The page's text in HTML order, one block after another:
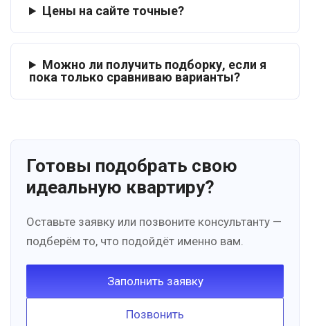
Цены на сайте точные?
Можно ли получить подборку, если я
пока только сравниваю варианты?
Готовы подобрать свою
идеальную квартиру?
Оставьте заявку или позвоните консультанту —
подберём то, что подойдёт именно вам.
Заполнить заявку
Позвонить